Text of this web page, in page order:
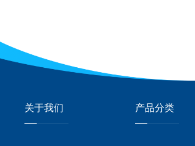
关于我们 产品分类